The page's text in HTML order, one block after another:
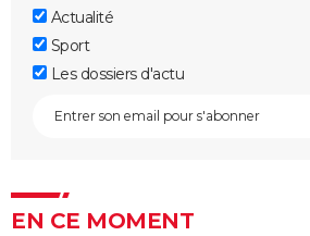
Actualité
Sport
Les dossiers d'actu
EN CE MOMENT